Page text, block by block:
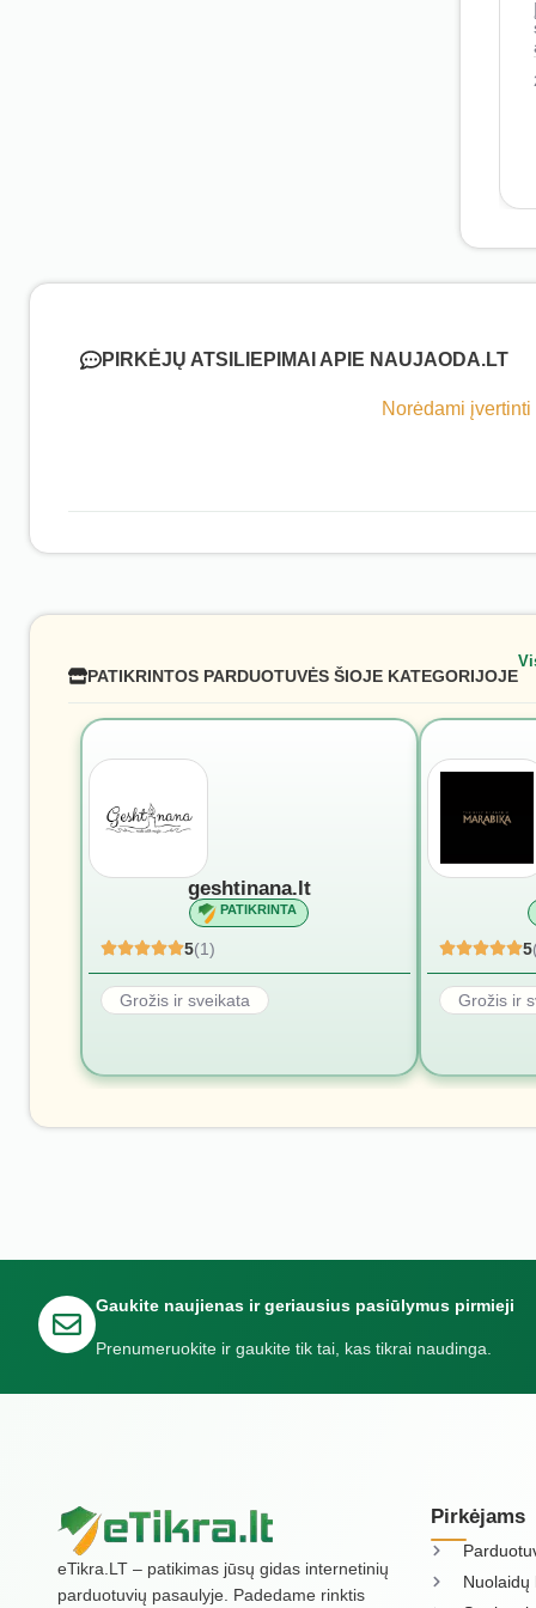
PIRKĖJŲ ATSILIEPIMAI APIE NAUJAODA.LT
Norėdami
PATIKRINTOS PARDUOTUVĖS ŠIOJE KATEGORIJOJE
geshtinana.lt
PATIKRINTA
5(1)
Grožis ir sveikata
5
Grožis ir
Gaukite naujienas ir geriausius pasiūlymus pirmieji
Prenumeruokite ir gaukite tik tai, kas tikrai naudinga.
eTikra.LT – patikimas jūsų gidas internetinių
parduotuvių pasaulyje. Padedame rinktis
Pirkėjams
Nuolaidų